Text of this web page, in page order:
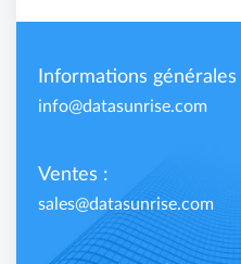
Informations générales
info@datasunrise.com
Ventes :
sales@datasunrise.com